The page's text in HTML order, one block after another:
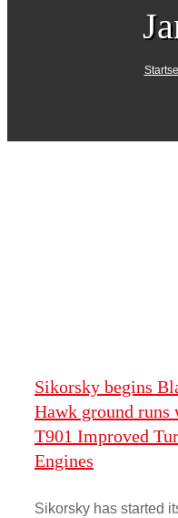
Black Hawk
Sikorsky begins
Hawk ground runs
T901 Improved
Engines
Sikorsky has started